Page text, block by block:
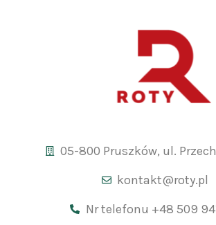
05-800 Pruszków, ul.
kontakt@roty.pl
Nr telefonu +48 509